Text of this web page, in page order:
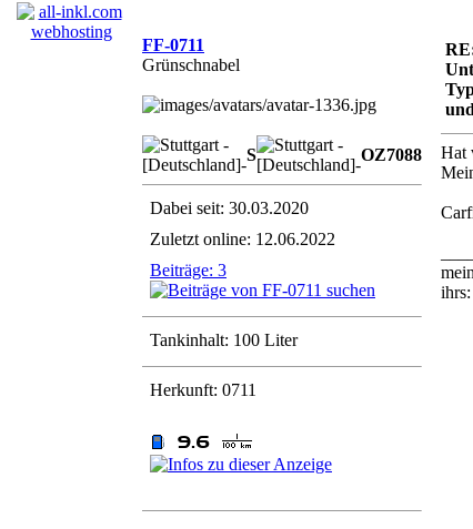
FF-0711
Grünschnabel
S OZ7088
Dabei seit: 30.03.2020
Zuletzt online: 12.06.2022
Beiträge: 3
Tankinhalt: 100 Liter
Herkunft: 0711
Hat